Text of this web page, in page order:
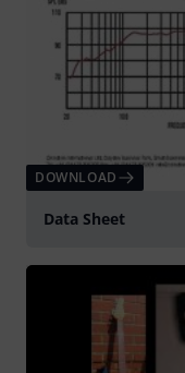
DOWNLOAD
Data Sheet